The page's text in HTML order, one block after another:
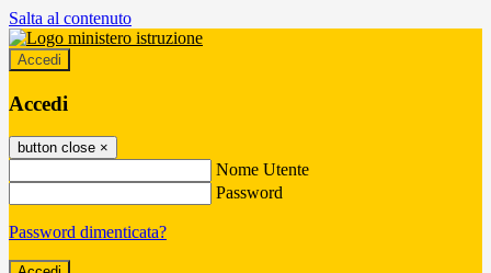
Salta al contenuto
Accedi
Accedi
button close ×
Nome Utente
Password
Password dimenticata?